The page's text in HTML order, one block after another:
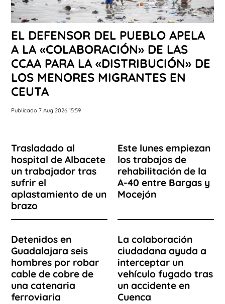
EL DEFENSOR DEL PUEBLO APELA
A LA «COLABORACIÓN» DE LAS
CCAA PARA LA «DISTRIBUCIÓN» DE
LOS MENORES MIGRANTES EN
CEUTA
Publicado 7 Aug 2026 15:59
Trasladado al
hospital de Albacete
un trabajador tras
sufrir el
aplastamiento de un
brazo
Este lunes empiezan
los trabajos de
rehabilitación de la
A-40 entre Bargas y
Mocejón
Detenidos en
Guadalajara seis
hombres por robar
cable de cobre de
una catenaria
ferroviaria
La colaboración
ciudadana ayuda a
interceptar un
vehículo fugado tras
un accidente en
Cuenca